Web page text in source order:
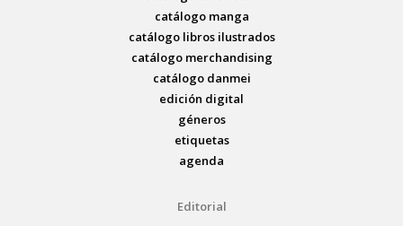
catálogo manga
catálogo libros ilustrados
catálogo merchandising
catálogo danmei
edición digital
géneros
etiquetas
agenda
Editorial